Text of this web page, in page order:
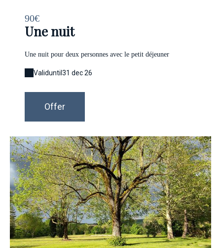
90€
Une nuit
Une nuit pour deux personnes avec le petit déjeuner
Validuntil 31 dec 26
Offer